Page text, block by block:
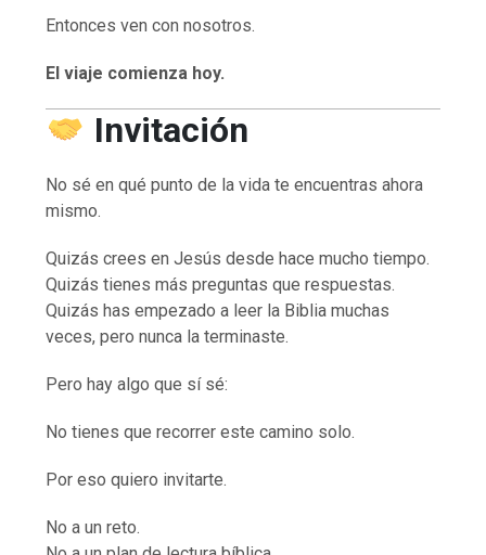
Entonces ven con nosotros.
El viaje comienza hoy.
Invitación
No sé en qué punto de la vida te encuentras ahora
mismo.
Quizás crees en Jesús desde hace mucho tiempo.
Quizás tienes más preguntas que respuestas.
Quizás has empezado a leer la Biblia muchas
veces, pero nunca la terminaste.
Pero hay algo que sí sé:
No tienes que recorrer este camino solo.
Por eso quiero invitarte.
No a un reto.